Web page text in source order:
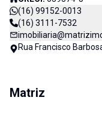
(16) 99152-0013
(16) 3111-7532
Rua Francisco
Matriz